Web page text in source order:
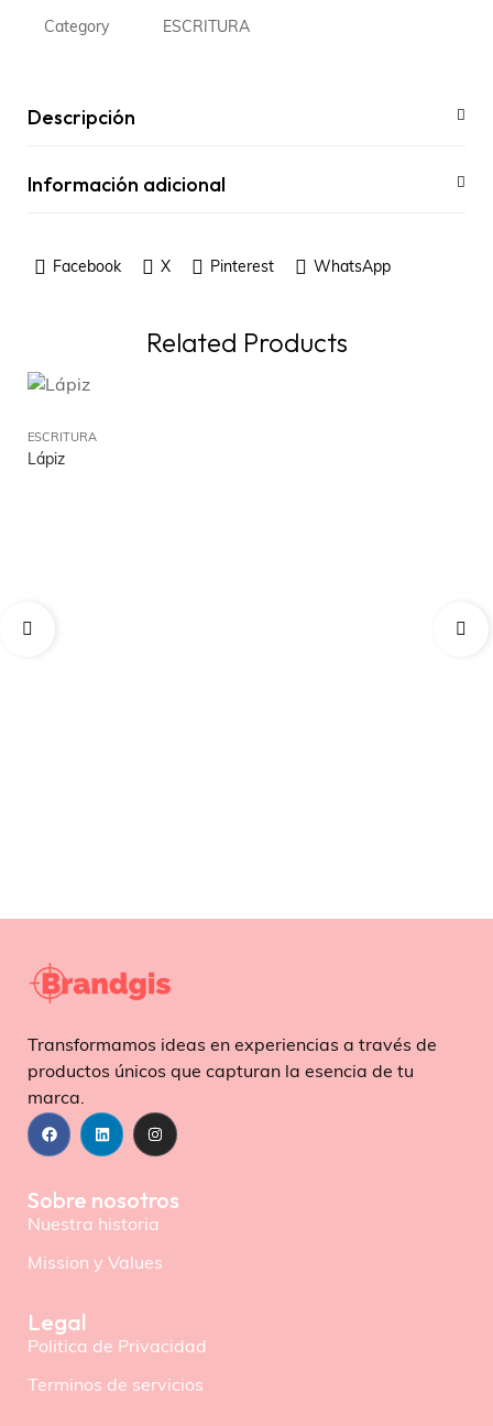
Category ESCRITURA
Descripción
Información adicional
Facebook X Pinterest WhatsApp
Related Products
ESCRITURA
Lápiz
Transformamos ideas en experiencias a través de
productos únicos que capturan la esencia de tu
marca.
Sobre nosotros
Nuestra historia
Mission y Values
Legal
Politica de Privacidad
Terminos de servicios